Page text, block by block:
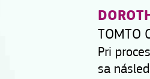
TOMTO
Pri
sa